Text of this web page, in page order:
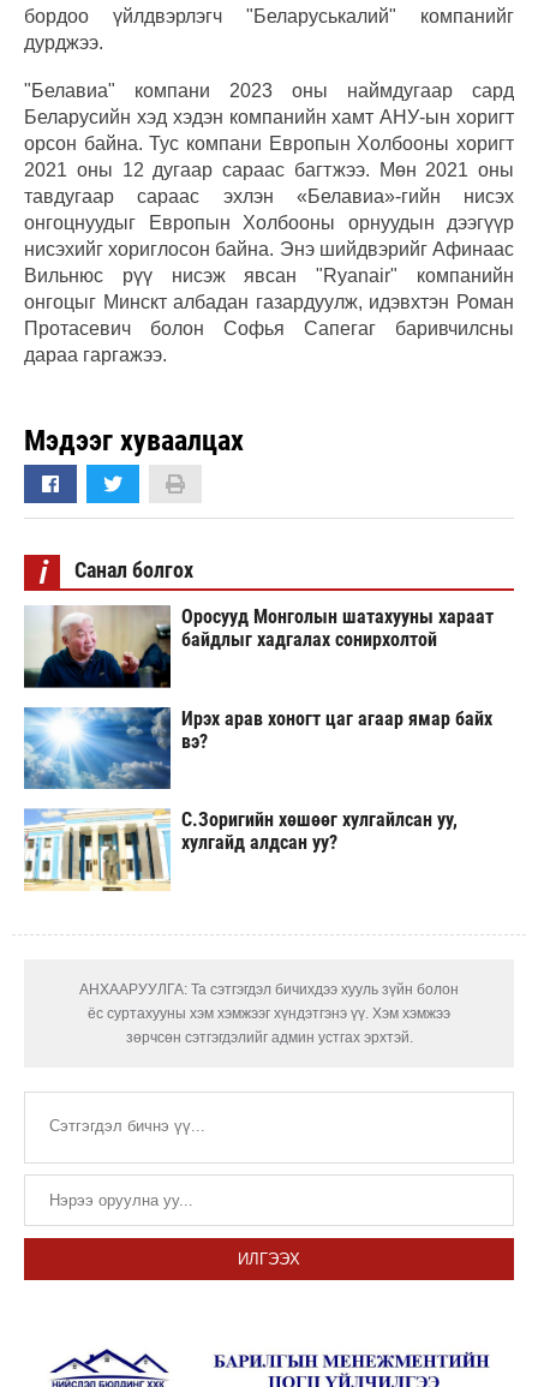
бордоо үйлдвэрлэгч "Беларуськалий" компанийг
дурджээ.
"Белавиа" компани 2023 оны наймдугаар сард
Беларусийн хэд хэдэн компанийн хамт АНУ-ын хоригт
орсон байна. Тус компани Европын Холбооны хоригт
2021 оны 12 дугаар сараас багтжээ. Мөн 2021 оны
тавдугаар сараас эхлэн «Белавиа»-гийн нисэх
онгоцнуудыг Европын Холбооны орнуудын дээгүүр
нисэхийг хориглосон байна. Энэ шийдвэрийг Афинаас
Вильнюс рүү нисэж явсан "Ryanair" компанийн
онгоцыг Минскт албадан газардуулж, идэвхтэн Роман
Протасевич болон Софья Сапегаг баривчилсны
дараа гаргажээ.
Мэдээг хуваалцах
i Санал болгох
Оросууд Монголын шатахууны хараат
байдлыг хадгалах сонирхолтой
Ирэх арав хоногт цаг агаар ямар байх
вэ?
С.Зоригийн хөшөөг хулгайлсан уу,
хулгайд алдсан уу?
АНХААРУУЛГА: Та сэтгэгдэл бичихдээ хууль зүйн болон
ёс суртахууны хэм хэмжээг хүндэтгэнэ үү. Хэм хэмжээ
зөрчсөн сэтгэгдэлийг админ устгах эрхтэй.
ИЛГЭЭХ